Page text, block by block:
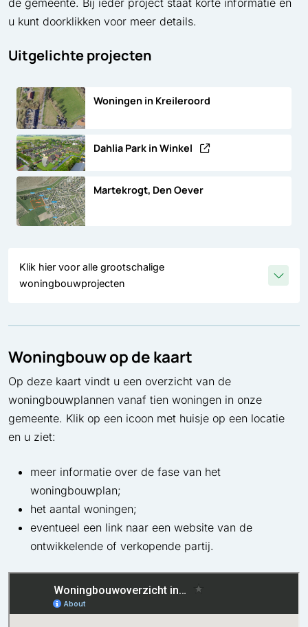
de gemeente. Bij ieder project staat korte informatie en
u kunt doorklikken voor meer details.
Uitgelichte projecten
Woningen in Kreileroord
Dahlia Park in Winkel
Martekrogt, Den Oever
Klik hier voor alle grootschalige
woningbouwprojecten
Woningbouw op de kaart
Op deze kaart vindt u een overzicht van de
woningbouwplannen vanaf tien woningen in onze
gemeente. Klik op een icoon met huisje op een locatie
en u ziet:
meer informatie over de fase van het
woningbouwplan;
het aantal woningen;
eventueel een link naar een website van de
ontwikkelende of verkopende partij.